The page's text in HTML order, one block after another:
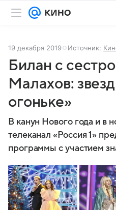
19 декабря 2019 Источник:
Билан с
Малахов:
огоньке»
В канун Нового года и в
телеканал «Россия 1»
программы с участием